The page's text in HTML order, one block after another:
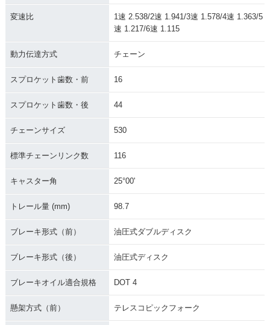
変速比
1速 2.538/2速 1.941/3速 1.578/4速 1.363/5
速 1.217/6速 1.115
動力伝達方式 チェーン
スプロケット歯数・前 16
スプロケット歯数・後 44
チェーンサイズ 530
標準チェーンリンク数 116
キャスター角 25°00'
トレール量 (mm) 98.7
ブレーキ形式（前） 油圧式ダブルディスク
ブレーキ形式（後） 油圧式ディスク
ブレーキオイル適合規格 DOT 4
懸架方式（前） テレスコピックフォーク